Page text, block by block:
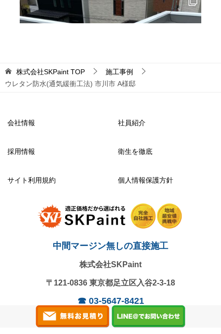
株式会社SKPaint TOP
施工事例
ウレタン防水(通気緩衝工法) 市川市 A様邸
会社情報 社員紹介
採用情報 衛生を徹底
サイト利用規約 個人情報保護方針
中間マージン無しの直接施工
株式会社SKPaint
〒121-0836 東京都足立区入谷2-3-18
☎ 03-5647-8421
営業時間：9:00～18:00 / 日曜定休